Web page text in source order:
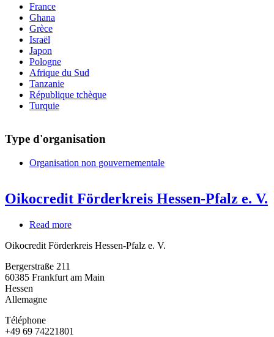
France
Ghana
Grèce
Israël
Japon
Pologne
Afrique du Sud
Tanzanie
République tchèque
Turquie
Type d'organisation
Organisation non gouvernementale
Oikocredit Förderkreis Hessen-Pfalz e. V.
Read more
Förderkreis
e.
Oikocredit Förderkreis Hessen-Pfalz e. V.
Bergerstraße 211
60385 Frankfurt am Main
Hessen
Allemagne
Téléphone
+49 69 74221801